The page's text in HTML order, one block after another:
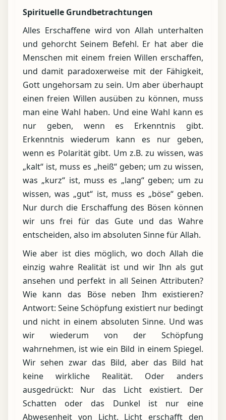
Spirituelle Grundbetrachtungen
Alles Erschaffene wird von Allah unterhalten
und gehorcht Seinem Befehl. Er hat aber die
Menschen mit einem freien Willen erschaffen,
und damit paradoxerweise mit der Fähigkeit,
Gott ungehorsam zu sein. Um aber überhaupt
einen freien Willen ausüben zu können, muss
man eine Wahl haben. Und eine Wahl kann es
nur geben, wenn es Erkenntnis gibt.
Erkenntnis wiederum kann es nur geben,
wenn es Polarität gibt. Um z.B. zu wissen, was
„kalt“ ist, muss es „heiß“ geben; um zu wissen,
was „kurz“ ist, muss es „lang“ geben; um zu
wissen, was „gut“ ist, muss es „böse“ geben.
Nur durch die Erschaffung des Bösen können
wir uns frei für das Gute und das Wahre
entscheiden, also im absoluten Sinne für Allah.
Wie aber ist dies möglich, wo doch Allah die
einzig wahre Realität ist und wir Ihn als gut
ansehen und perfekt in all Seinen Attributen?
Wie kann das Böse neben Ihm existieren?
Antwort: Seine Schöpfung existiert nur bedingt
und nicht in einem absoluten Sinne. Und was
wir wiederum von der Schöpfung
wahrnehmen, ist wie ein Bild in einem Spiegel.
Wir sehen zwar das Bild, aber das Bild hat
keine wirkliche Realität. Oder anders
ausgedrückt: Nur das Licht existiert. Der
Schatten oder das Dunkel ist nur eine
Abwesenheit von Licht. Licht erschafft den